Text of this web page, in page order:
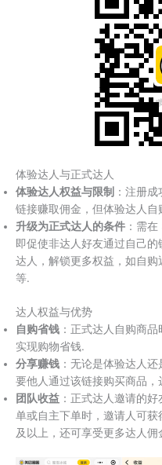
体验达人与正式达人
体验达人权益与限制 ：注册
链接赚取佣金，但体验达人自
升级为正式达人的条件 ：需
即促使非达人好友通过自己
达人，解锁更多权益，如自
等.
达人权益与优势
自购省钱 ：正式达人自购商
实现购物省钱.
分享赚钱 ：无论是体验达人
要他人通过该链接购买商品
团队收益 ：正式达人邀请的
单或自主下单时，邀请人可
及以上，还可享受更多达人